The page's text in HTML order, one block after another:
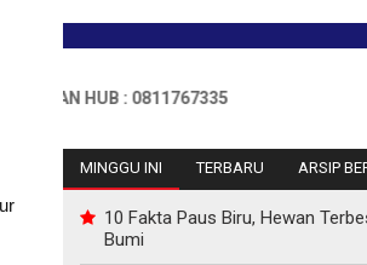
HUB : 0811767335
MINGGU INI TERBARU ARSIP
10 Fakta Paus Biru, Hewan
Bumi